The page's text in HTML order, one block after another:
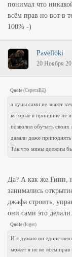
понимал что
всём прав но вот в
100% -)
Pavelloki
20 Ноября
Quote (СерегаВД)
а луцы сами не знают
которые в принципе не
позволил обучать
давали даже
Так что мины должны
Да? А как же Гинн,
занимались
джафа строить,
они сами это делали.
Quote (Ioger)
И я думаю он
может я не во всём прав